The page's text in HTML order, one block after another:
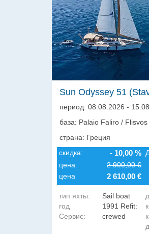
Sun Odyssey 51
период: 08.08.2026 -
база: Palaio Faliro /
страна: Греция
скидка:
- 10,00 %
цена:
2 900,00 €
цена
2 610,00 €
тип яхты:
Sail boat
год
постройки:
1991 Refit:
2025 || SUP
Сервис: crewed